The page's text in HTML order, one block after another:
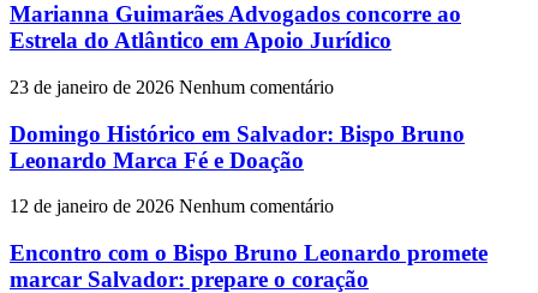
Marianna Guimarães Advogados concorre ao
Estrela do Atlântico em Apoio Jurídico
23 de janeiro de 2026 Nenhum comentário
Domingo Histórico em Salvador: Bispo Bruno
Leonardo Marca Fé e Doação
12 de janeiro de 2026 Nenhum comentário
Encontro com o Bispo Bruno Leonardo promete
marcar Salvador: prepare o coração